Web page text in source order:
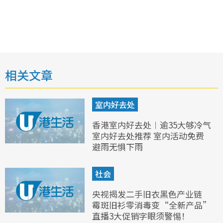
相关文章
室内好去处
香港室内好去处︱逾35大够冷气
室内好去处推荐 室内活动免费
避雨无惧下雨
社会
央视揭发二手旧衣黑色产业链
霉斑旧衫零消毒变“全新产品”
直播3大促销字眼须警惕！